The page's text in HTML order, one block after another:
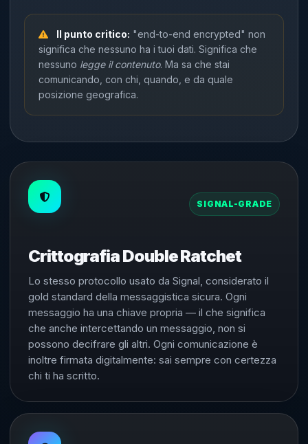
Il punto critico: "end-to-end encrypted" non
significa che nessuno ha i tuoi dati. Significa che
nessuno legge il contenuto. Ma sa che stai
comunicando, con chi, quando, e da quale
posizione geografica.
SIGNAL-GRADE
Crittografia Double Ratchet
Lo stesso protocollo usato da Signal, considerato il
gold standard della messaggistica sicura. Ogni
messaggio ha una chiave propria — il che significa
che anche intercettando un messaggio, non si
possono decifrare gli altri. Ogni comunicazione è
inoltre firmata digitalmente: sai sempre con certezza
chi ti ha scritto.